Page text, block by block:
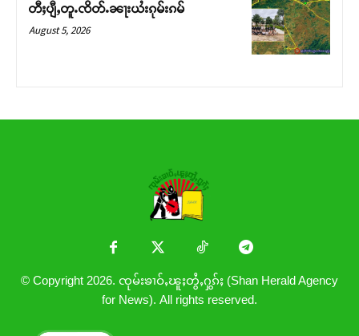
တီႈပျီႇတူႉၸိတ်ႉၼႃးယႆးၵုမ်းၵမ်
August 5, 2026
© Copyright 2026. ၸုမ်းၶၢဝ်ႇၽူႈတွႆႇႁွၵ်ႈ (Shan Herald Agency
for News). All rights reserved.